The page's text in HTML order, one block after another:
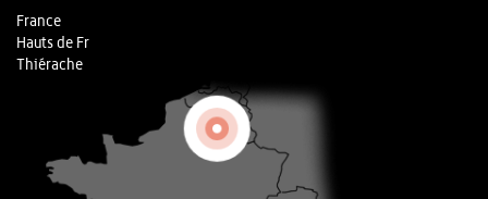
France
Hauts de Fr
Thiérache